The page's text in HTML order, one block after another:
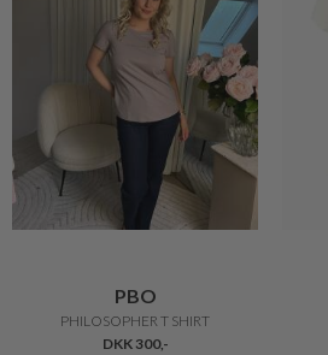
PBO
PHILOSOPHER T SHIRT
DKK 300,-